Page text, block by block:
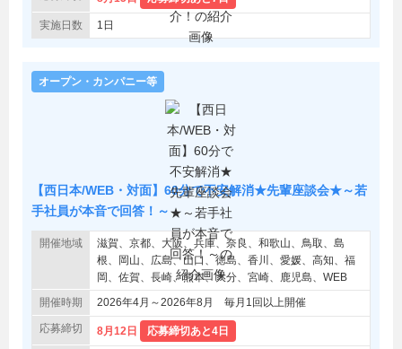
実施日数 1日
オープン・カンパニー等
【西日本/WEB・対面】60分で不安解消★先輩座談会★～若
手社員が本音で回答！～
開催地域
滋賀、京都、大阪、兵庫、奈良、和歌山、鳥取、島
根、岡山、広島、山口、徳島、香川、愛媛、高知、福
岡、佐賀、長崎、熊本、大分、宮崎、鹿児島、WEB
開催時期
2026年4月～2026年8月 毎月1回以上開催
応募締切 8月12日 応募締切あと4日